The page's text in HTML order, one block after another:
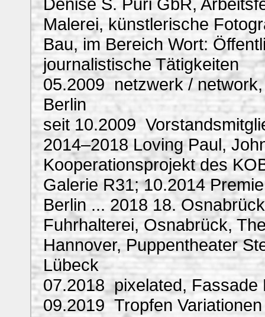
Malerei, künstlerische
Bau, im Bereich Wort:
journalistische Tätigkeiten
05.2009 netzwerk /
Berlin
seit 10.2009
2014–2018 Loving Paul,
Kooperationsprojekt des
Galerie R31; 10.2014
Berlin ... 2018 18.
Fuhrhalterei, Osnabrück,
Hannover, Puppentheater
Lübeck
07.2018 pixelated, Fassade
09.2019 Tropfen